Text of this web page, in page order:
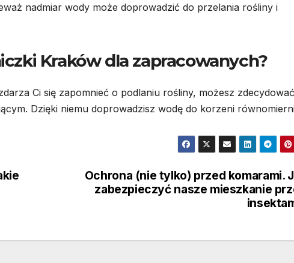
nadmiar wody może doprowadzić do przelania rośliny i
Kraków dla zapracowanych?
Ci się zapomnieć o podlaniu rośliny, możesz
Dzięki niemu doprowadzisz wodę do korzeni
Ochrona (nie tylko) przed komarami.
zabezpieczyć nasze mieszkanie